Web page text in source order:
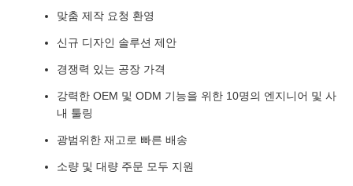
맞춤 제작 요청 환영
신규 디자인 솔루션 제안
경쟁력 있는 공장 가격
강력한 OEM 및 ODM 기능을 위한 10명의 엔지니어 및 사
내 툴링
광범위한 재고로 빠른 배송
소량 및 대량 주문 모두 지원